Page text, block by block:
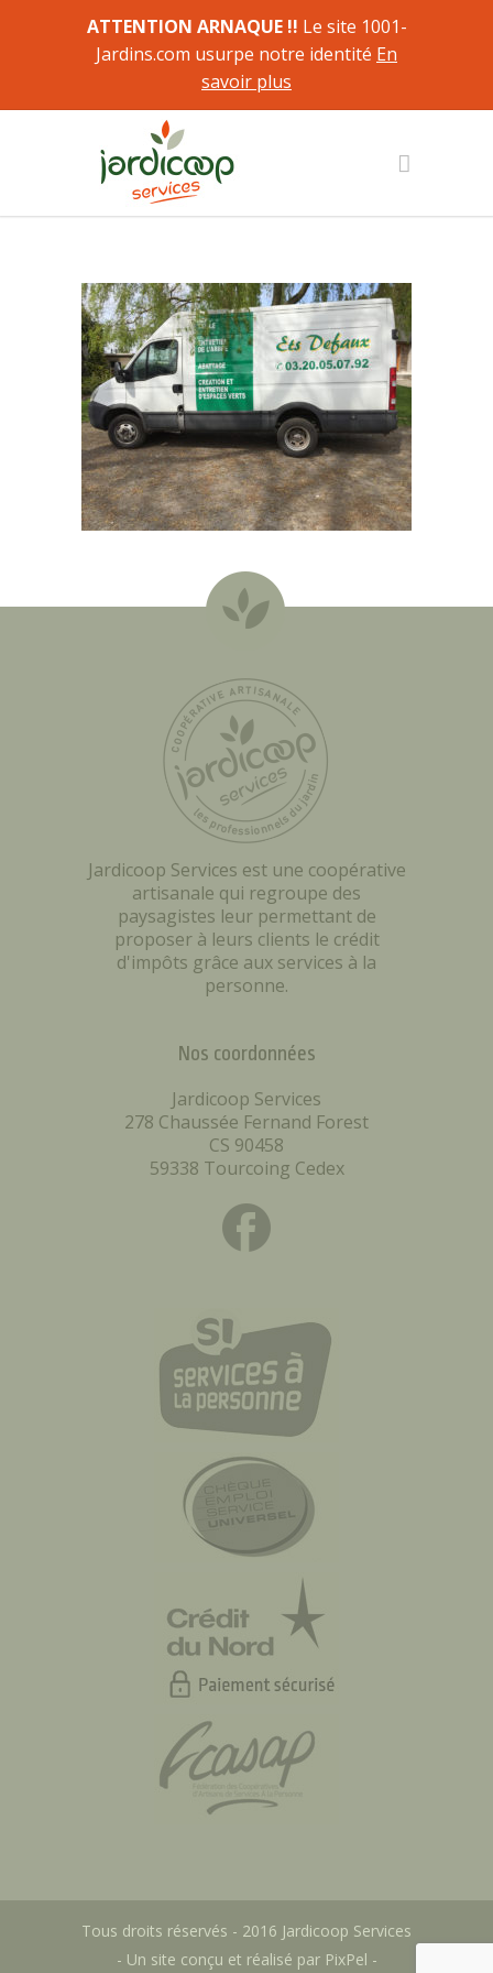
ATTENTION ARNAQUE !! Le site 1001-
Jardins.com usurpe notre identité En
savoir plus
Jardicoop Services est une coopérative
artisanale qui regroupe des
paysagistes leur permettant de
proposer à leurs clients le crédit
d'impôts grâce aux services à la
personne.
Nos coordonnées
Jardicoop Services
278 Chaussée Fernand Forest
CS 90458
59338 Tourcoing Cedex
Tous droits réservés - 2016 Jardicoop Services
- Un site conçu et réalisé par PixPel -